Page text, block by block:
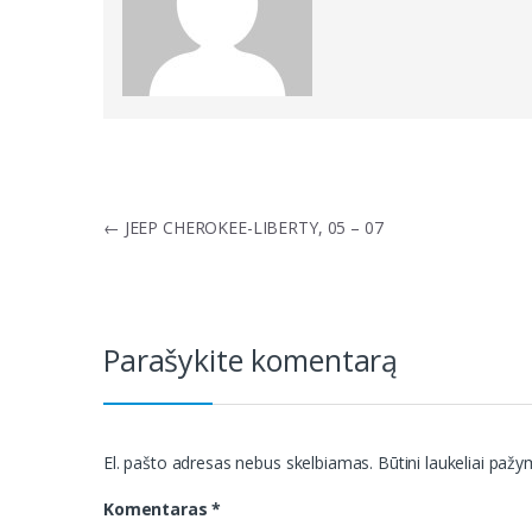
Navigacija
tarp
← JEEP CHEROKEE-LIBERTY, 05 – 07
Parašykite komentarą
El. pašto adresas nebus skelbiamas. Būtini laukeliai
Komentaras*